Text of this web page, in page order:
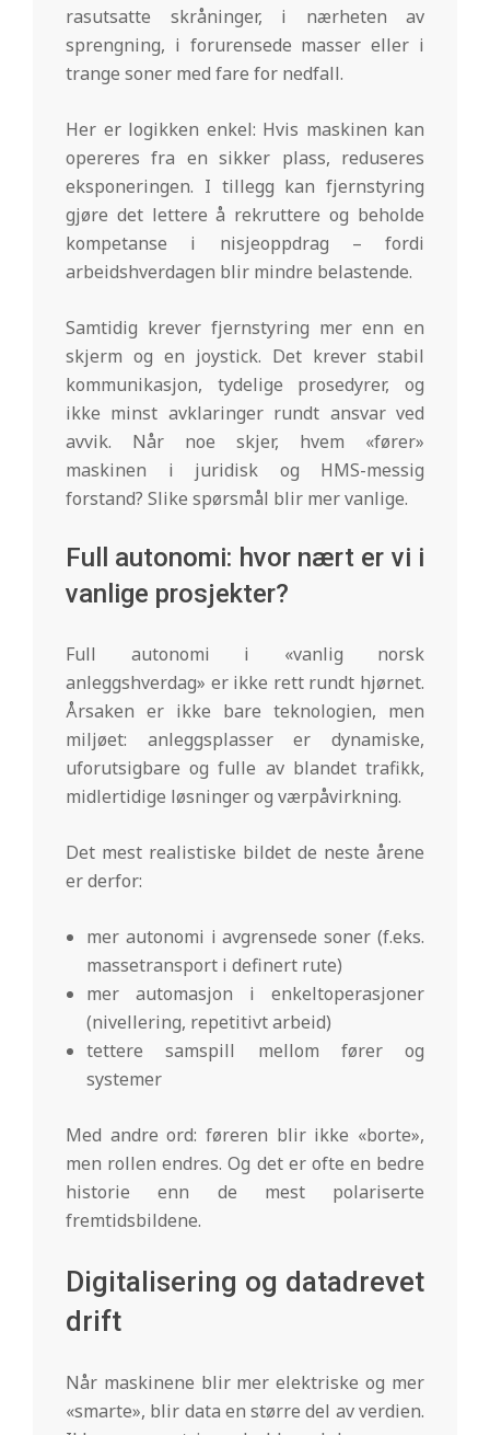
rasutsatte skråninger, i nærheten av
sprengning, i forurensede masser eller i
trange soner med fare for nedfall.
Her er logikken enkel: Hvis maskinen kan
opereres fra en sikker plass, reduseres
eksponeringen. I tillegg kan fjernstyring
gjøre det lettere å rekruttere og beholde
kompetanse i nisjeoppdrag – fordi
arbeidshverdagen blir mindre belastende.
Samtidig krever fjernstyring mer enn en
skjerm og en joystick. Det krever stabil
kommunikasjon, tydelige prosedyrer, og
ikke minst avklaringer rundt ansvar ved
avvik. Når noe skjer, hvem «fører»
maskinen i juridisk og HMS-messig
forstand? Slike spørsmål blir mer vanlige.
Full autonomi: hvor nært er vi i
vanlige prosjekter?
Full autonomi i «vanlig norsk
anleggshverdag» er ikke rett rundt hjørnet.
Årsaken er ikke bare teknologien, men
miljøet: anleggsplasser er dynamiske,
uforutsigbare og fulle av blandet trafikk,
midlertidige løsninger og værpåvirkning.
Det mest realistiske bildet de neste årene
er derfor:
mer autonomi i avgrensede soner (f.eks.
massetransport i definert rute)
mer automasjon i enkeltoperasjoner
(nivellering, repetitivt arbeid)
tettere samspill mellom fører og
systemer
Med andre ord: føreren blir ikke «borte»,
men rollen endres. Og det er ofte en bedre
historie enn de mest polariserte
fremtidsbildene.
Digitalisering og datadrevet
drift
Når maskinene blir mer elektriske og mer
«smarte», blir data en større del av verdien.